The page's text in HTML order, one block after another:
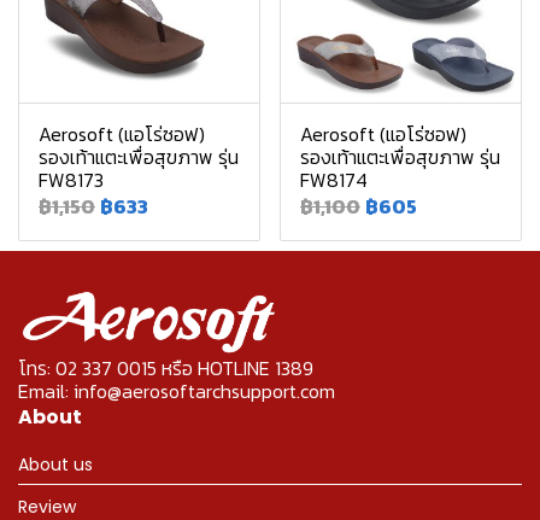
Aerosoft (แอโร่ซอฟ)
รองเท้าแตะเพื่อสุขภาพ รุ่น
FW8173
฿1,150 ฿633
Aerosoft (แอโร่ซอฟ)
รองเท้าแตะเพื่อสุขภาพ รุ่น
FW8174
฿1,100 ฿605
โทร: 02 337 0015 หรือ HOTLINE 1389
Email: info@aerosoftarchsupport.com
About
About us
Review